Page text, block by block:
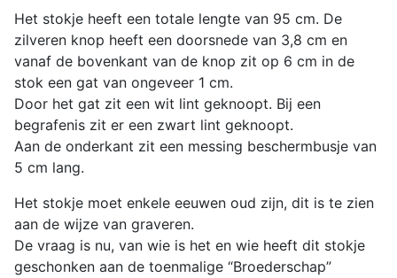
Het stokje heeft een totale lengte van 95 cm. De
zilveren knop heeft een doorsnede van 3,8 cm en
vanaf de bovenkant van de knop zit op 6 cm in de
stok een gat van ongeveer 1 cm.
Door het gat zit een wit lint geknoopt. Bij een
begrafenis zit er een zwart lint geknoopt.
Aan de onderkant zit een messing beschermbusje van
5 cm lang.
Het stokje moet enkele eeuwen oud zijn, dit is te zien
aan de wijze van graveren.
De vraag is nu, van wie is het en wie heeft dit stokje
geschonken aan de toenmalige “Broederschap”